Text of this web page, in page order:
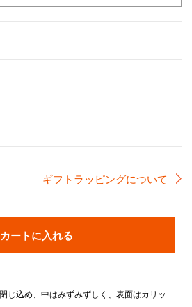
ギフトラッピングについて
カートに入れる
素材の旨みを内側にぎゅっと閉じ込め、中はみずみずしく、表面はカリッと香ばしく焼き上げる、丸型のグリル。そのままテーブルに置いても様になるフォルムです。